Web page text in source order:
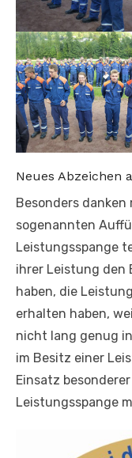
Neues Abzeichen
Besonders
sogenannten
Leistungsspange
ihrer Leistung den
haben, die
erhalten haben,
nicht lang genug
im Besitz einer
Einsatz
Leistungsspange